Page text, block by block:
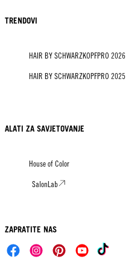
TRENDOVI
HAIR BY SCHWARZKOPFPRO 2026
HAIR BY SCHWARZKOPFPRO 2025
ALATI ZA SAVJETOVANJE
House of Color
SalonLab
ZAPRATITE NAS